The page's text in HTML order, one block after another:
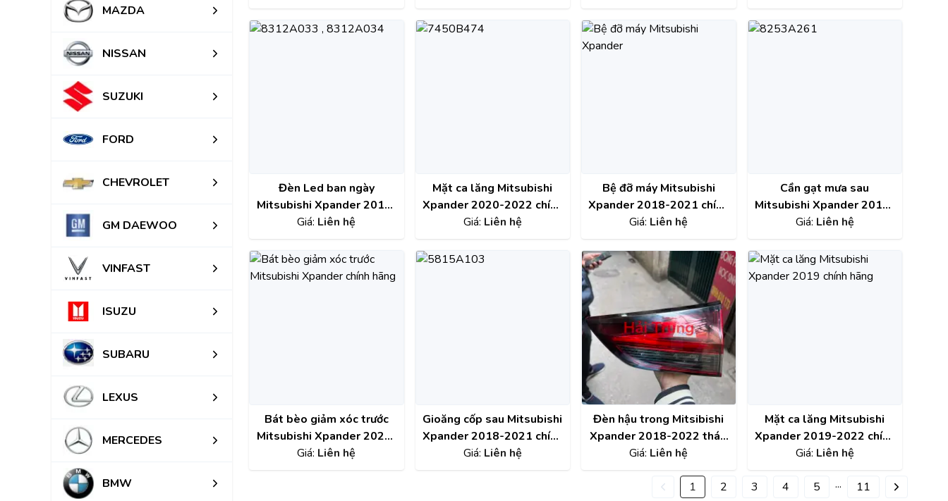
MAZDA
NISSAN
SUZUKI
FORD
CHEVROLET
GM DAEWOO
VINFAST
ISUZU
SUBARU
LEXUS
MERCEDES
BMW
Đèn Led ban ngày
Mitsubishi Xpander 2018-
2021 chính hãng
Giá: Liên hệ
Mặt ca lăng Mitsubishi
Xpander 2020-2022 chính
hãng 7450B474
Giá: Liên hệ
Bệ đỡ máy Mitsubishi
Xpander 2018-2021 chính
hãng 54401W000P
Giá: Liên hệ
Cần gạt mưa sau
Mitsubishi Xpander 2019-
2022 chính hãng
Giá: Liên hệ
Bát bèo giảm xóc trước
Mitsubishi Xpander 2020-
2023 chính hãng
Giá: Liên hệ
Gioăng cốp sau Mitsubishi
Xpander 2018-2021 chính
hãng 5815A103
Giá: Liên hệ
Đèn hậu trong Mitsibishi
Xpander 2018-2022 tháo
xe đẹp
Giá: Liên hệ
Mặt ca lăng Mitsubishi
Xpander 2019-2022 chính
hãng 7450B545
Giá: Liên hệ
1 2 3 4 5 ... 11